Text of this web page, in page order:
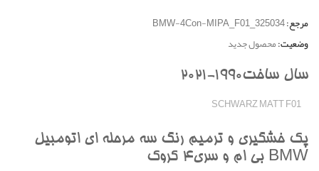
مرجع:BMW-4Con-MIPA_F01_325034
وضعیت:محصول جدید
سال ساخت1990-2021
SCHWARZ MATT F01
پک خشگيري و ترميم رنگ سه مرحله اي اتومبيل
BMW بي ام و سري4 کروک